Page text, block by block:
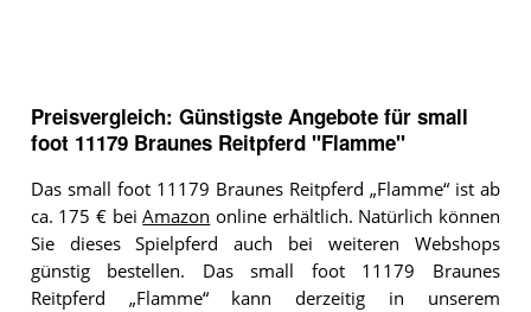
Preisvergleich: Günstigste Angebote für small
foot 11179 Braunes Reitpferd "Flamme"
Das small foot 11179 Braunes Reitpferd „Flamme“ ist ab
ca. 175 € beiAmazon online erhältlich. Natürlich können
Sie dieses Spielpferd auch bei weiteren Webshops
günstig bestellen. Das small foot 11179 Braunes
Reitpferd „Flamme“ kann derzeitig in unserem